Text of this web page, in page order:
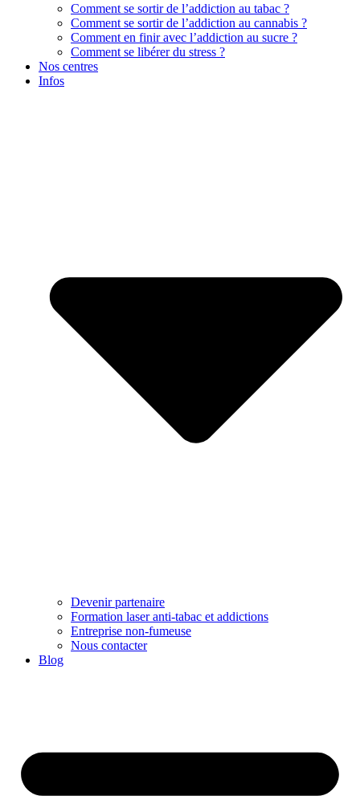
Comment se sortir de l’addiction au tabac ?
Comment se sortir de l’addiction au cannabis ?
Comment en finir avec l’addiction au sucre ?
Comment se libérer du stress ?
Nos centres
Infos
Devenir partenaire
Formation laser anti-tabac et addictions
Entreprise non-fumeuse
Nous contacter
Blog